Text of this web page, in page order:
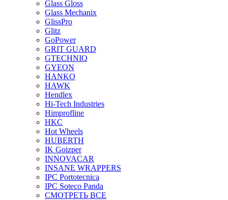
Glass Gloss
Glass Mechanix
GlissPro
Glitz
GoPower
GRIT GUARD
GTECHNIQ
GYEON
HANKO
HAWK
Hendlex
Hi-Tech Industries
Himprofline
HKC
Hot Wheels
HUBERTH
IK Goizper
INNOVACAR
INSANE WRAPPERS
IPC Portotecnica
IPC Soteco Panda
СМОТРЕТЬ ВСЕ